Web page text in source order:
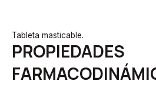
Tableta masticable.
PROPIEDADES